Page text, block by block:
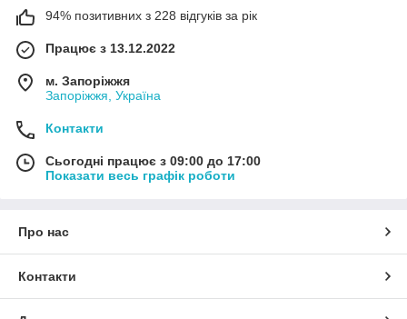
94% позитивних з 228 відгуків за рік
Працює з 13.12.2022
м. Запоріжжя
Запоріжжя, Україна
Контакти
Сьогодні працює з 09:00 до 17:00
Показати весь графік роботи
Про нас
Контакти